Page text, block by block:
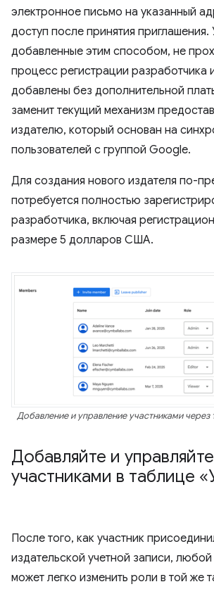
электронное письмо на указанный
доступ после принятия приглашения.
добавленные этим способом, не
процесс регистрации разработчика
добавлены без дополнительной
заменит текущий механизм
издателю, который основан на
пользователей с группой Google.
Для создания нового издателя по-
потребуется полностью
разработчика, включая
размере 5 долларов США.
Добавление и управление участниками через
Добавляйте и управляйте
участниками в таблице
После того, как участник
издательской учетной записи,
может легко изменить роли в той же